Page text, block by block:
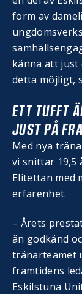
form av
känna att just
detta möjligt,
ETT TUFFT
JUST PÅ
Med nya
vi snittar 19,5
Elitettan med
erfarenhet.
– Årets
än godkänd
tränarteamet
framtidens
Eskilstuna